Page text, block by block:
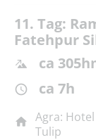
11. Tag:
Fatehpur
ca
ca 7h
Agra:
Tulip